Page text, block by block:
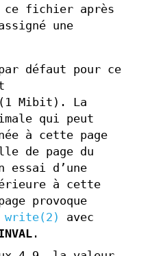
ce fichier après
une
défaut pour ce
(1 Mibit). La
qui peut
à cette page
de page du
essai d’une
à cette
provoque
write(2)
avec
.